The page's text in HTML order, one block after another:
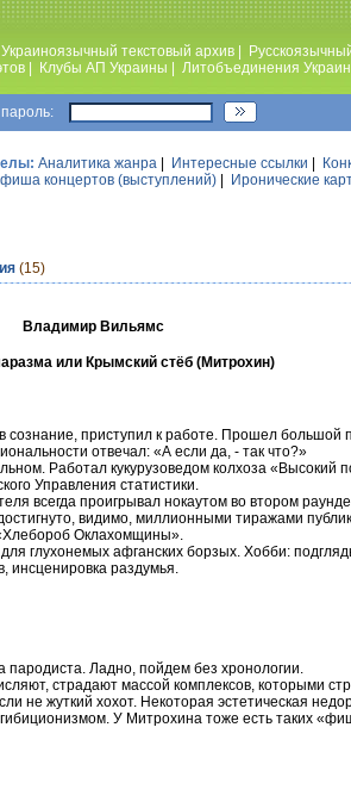
Украиноязычный текстовый архив
Клубы АП Украины Литобъединения
пароль:
Аналитика жанра Интересные ссылки
концертов (выступлений) Иронические
(15)
Владимир Вильямс
или Крымский стёб (Митрохин)
приступил к работе. Прошел большой
отвечал: «А если да, - так что?»
Работал кукурузоведом колхоза «Высокий
Управления статистики.
всегда проигрывал нокаутом во втором
видимо, миллионными тиражами
Оклахомщины».
глухонемых афганских борзых. Хобби:
инсценировка раздумья.
Ладно, пойдем без хронологии.
страдают массой комплексов, которыми
не жуткий хохот. Некоторая эстетическая
У Митрохина тоже есть таких